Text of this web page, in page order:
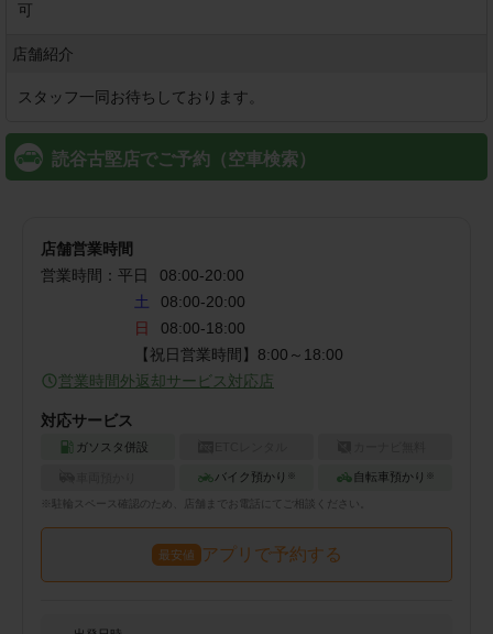
可
店舗紹介
スタッフ一同お待ちしております。
読谷古堅店でご予約（空車検索）
店舗営業時間
営業時間： 平日 08:00-20:00
土
08:00-20:00
日
08:00-18:00
営業時間外返却サービス対応店
対応サービス
ガソスタ併設
バイク預かり ※ 自転車預かり ※
※ スペース確認のため、店舗までお電話にてご相談ください。
最安値 アプリで予約する